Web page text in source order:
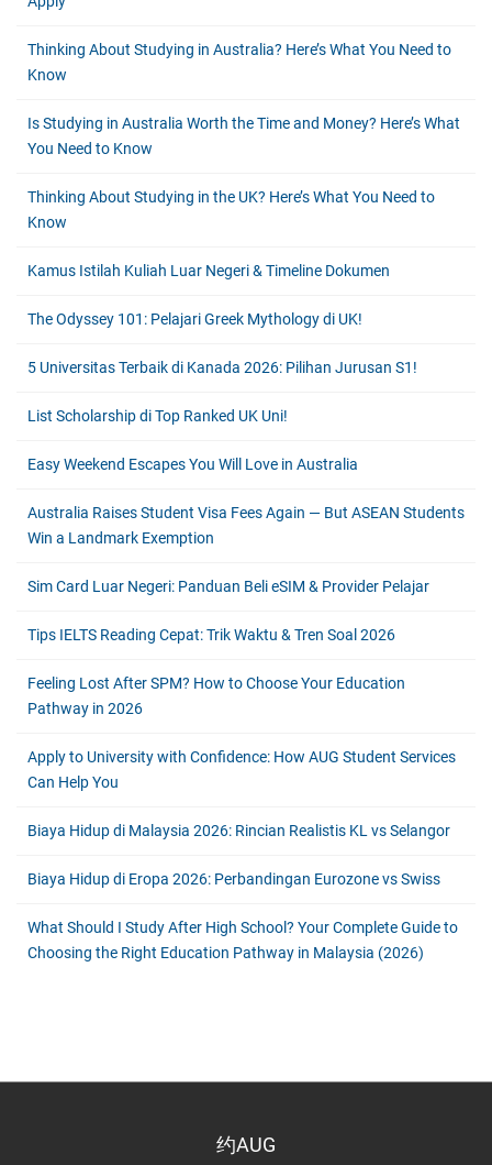
Thinking About Studying in Australia? Here’s What You Need to
Know
Is Studying in Australia Worth the Time and Money? Here’s What
You Need to Know
Thinking About Studying in the UK? Here’s What You Need to
Know
Kamus Istilah Kuliah Luar Negeri & Timeline Dokumen
The Odyssey 101: Pelajari Greek Mythology di UK!
5 Universitas Terbaik di Kanada 2026: Pilihan Jurusan S1!
List Scholarship di Top Ranked UK Uni!
Easy Weekend Escapes You Will Love in Australia
Australia Raises Student Visa Fees Again — But ASEAN Students
Win a Landmark Exemption
Sim Card Luar Negeri: Panduan Beli eSIM & Provider Pelajar
Tips IELTS Reading Cepat: Trik Waktu & Tren Soal 2026
Feeling Lost After SPM? How to Choose Your Education
Pathway in 2026
Apply to University with Confidence: How AUG Student Services
Can Help You
Biaya Hidup di Malaysia 2026: Rincian Realistis KL vs Selangor
Biaya Hidup di Eropa 2026: Perbandingan Eurozone vs Swiss
What Should I Study After High School? Your Complete Guide to
Choosing the Right Education Pathway in Malaysia (2026)
约AUG